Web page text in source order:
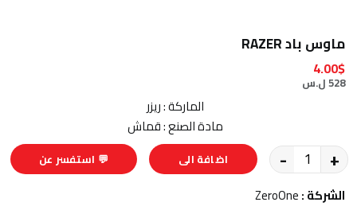
ماوس باد RAZER
4.00$
528 ل.س
الماركة : ريزر
مادة الصنع : قماش
- +
اضافة الى
💬 استفسر عن
الشركة :ZeroOne